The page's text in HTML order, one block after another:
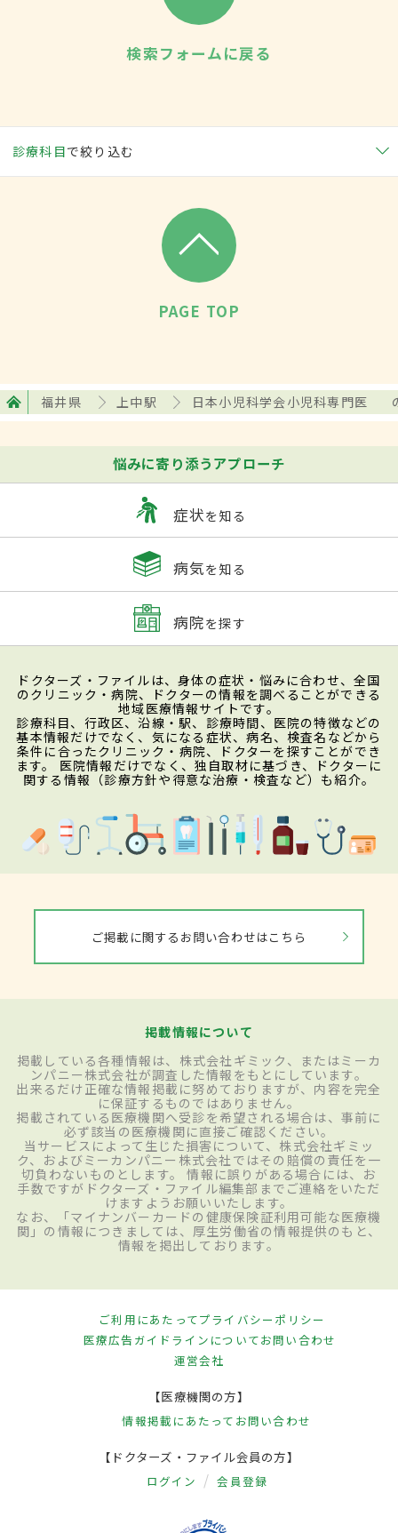
検索フォームに戻る
診療科目で絞り込む
PAGE TOP
福井県 上中駅 日本小児科学会小児科専門医
悩みに寄り添うアプローチ
症状を知る
病気を知る
病院を探す
ドクターズ・ファイルは、身体の症状・悩みに合わせ、全国
のクリニック・病院、ドクターの情報を調べることができる
地域医療情報サイトです。
診療科目、行政区、沿線・駅、診療時間、医院の特徴などの
基本情報だけでなく、気になる症状、病名、検査名などから
条件に合ったクリニック・病院、ドクターを探すことができ
ます。 医院情報だけでなく、独自取材に基づき、ドクターに
関する情報（診療方針や得意な治療・検査など）も紹介。
ご掲載に関するお問い合わせはこちら
掲載情報について
掲載している各種情報は、株式会社ギミック、またはミーカ
ンパニー株式会社が調査した情報をもとにしています。
出来るだけ正確な情報掲載に努めておりますが、内容を完全
に保証するものではありません。
掲載されている医療機関へ受診を希望される場合は、事前に
必ず該当の医療機関に直接ご確認ください。
当サービスによって生じた損害について、株式会社ギミッ
ク、およびミーカンパニー株式会社ではその賠償の責任を一
切負わないものとします。 情報に誤りがある場合には、お
手数ですがドクターズ・ファイル編集部までご連絡をいただ
けますようお願いいたします。
なお、「マイナンバーカードの健康保険証利用可能な医療機
関」の情報につきましては、厚生労働省の情報提供のもと、
情報を掲出しております。
ご利用にあたってプライバシーポリシー
医療広告ガイドラインについてお問い合わせ
運営会社
【医療機関の方】
情報掲載にあたって お問い合わせ
【ドクターズ・ファイル会員の方】
ログイン 会員登録